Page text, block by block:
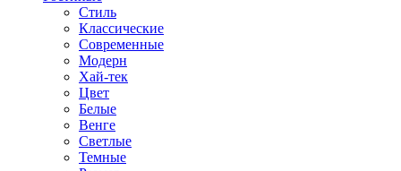
Стиль
Классические
Современные
Модерн
Хай-тек
Цвет
Белые
Венге
Светлые
Темные